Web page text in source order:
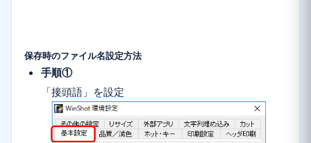
保存時のファイル名設定方法
手順①
「接頭語」を設定